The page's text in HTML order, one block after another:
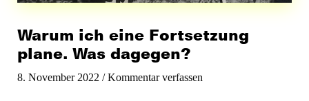
Warum ich eine Fortsetzung
plane. Was dagegen?
8. November 2022/Kommentar verfassen